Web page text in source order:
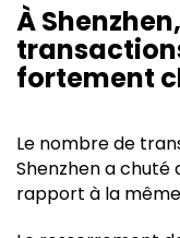
À
fortement
Le nombre de
Shenzhen a chuté
rapport à la